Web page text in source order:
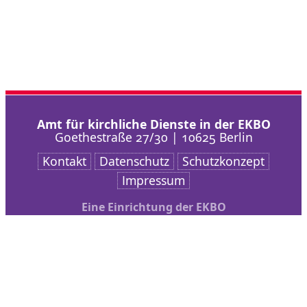
Amt für kirchliche Dienste in der EKBO
Goethestraße 27/30 | 10625 Berlin
Kontakt
Datenschutz
Schutzkonzept
Impressum
Eine Einrichtung der EKBO